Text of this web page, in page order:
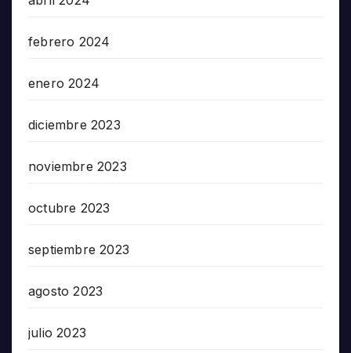
febrero 2024
enero 2024
diciembre 2023
noviembre 2023
octubre 2023
septiembre 2023
agosto 2023
julio 2023